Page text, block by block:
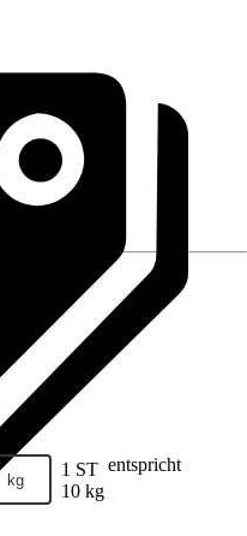
kg 1 ST entspricht
10 kg